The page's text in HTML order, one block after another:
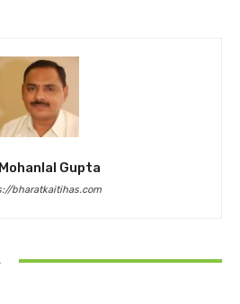
Gupta
bharatkaitihas.com